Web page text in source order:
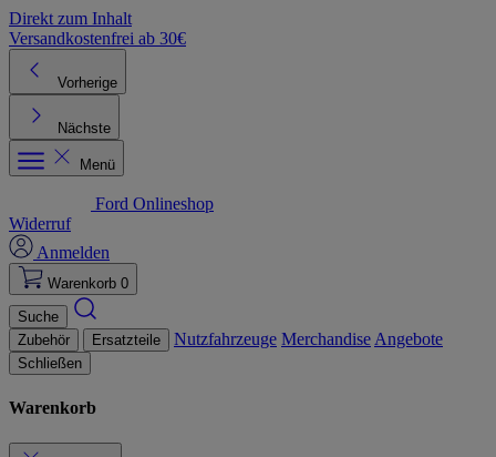
Direkt zum Inhalt
Versandkostenfrei ab 30€
Vorherige
Nächste
Menü
Ford Onlineshop
Widerruf
Anmelden
Warenkorb 0
Suche
Zubehör
Ersatzteile Nutzfahrzeuge Merchandise Angebote
Schließen
Warenkorb